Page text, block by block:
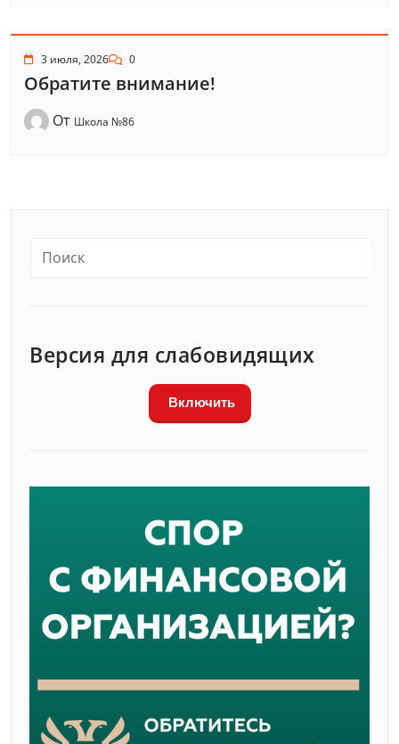
3 июля, 2026 0
Обратите внимание!
От Школа №86
Версия для слабовидящих
Включить